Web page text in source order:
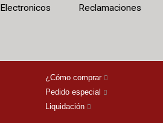
Electronicos Reclamaciones
¿Cómo comprar
Pedido especial
Liquidación